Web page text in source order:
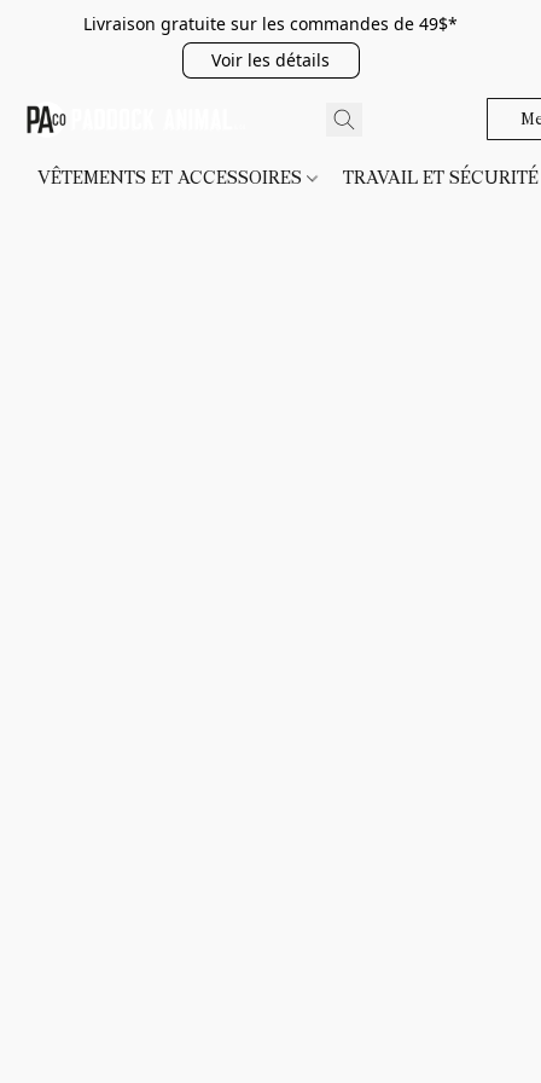
Livraison gratuite sur les commandes de 49$*
Voir les détails
VÊTEMENTS ET ACCESSOIRES TRAVAIL ET